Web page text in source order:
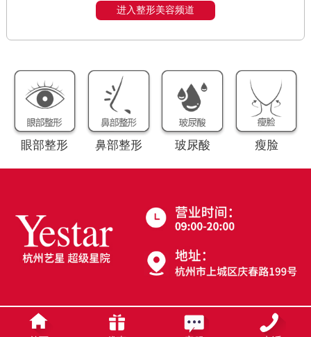
进入整形美容频道
眼部整形 鼻部整形 玻尿酸 瘦脸